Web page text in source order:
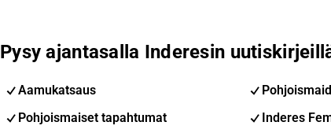
Pysy ajantasalla Inderesin
Aamukatsaus
Pohjoismaiset tapahtumat
Inderes